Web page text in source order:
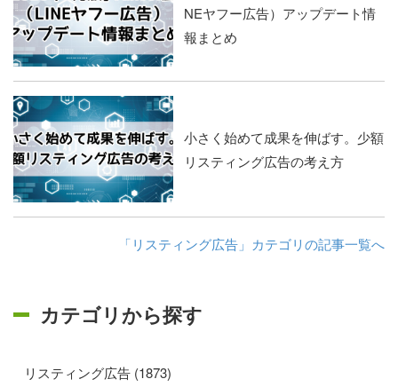
NEヤフー広告）アップデート情
報まとめ
小さく始めて成果を伸ばす。少額
リスティング広告の考え方
「リスティング広告」カテゴリの記事一覧へ
カテゴリから探す
リスティング広告 (1873)